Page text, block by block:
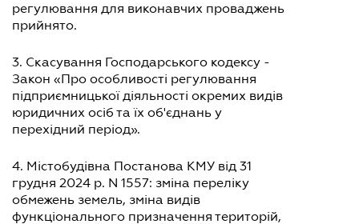
регулювання для виконавчих проваджень
прийнято.
3. Скасування Господарського кодексу -
Закон «Про особливості регулювання
підприємницької діяльності окремих видів
юридичних осіб та їх об'єднань у
перехідний період».
4. Містобудівна Постанова КМУ від 31
грудня 2024 р. N 1557: зміна переліку
обмежень земель, зміна видів
функціонального призначення територій,